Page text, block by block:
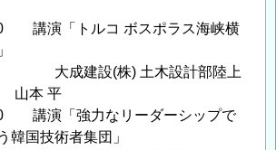
講演「トルコ ボスポラス海峡横
(株) 土木設計部陸上
山本 平
講演「強力なリーダーシップで
韓国技術者集団」